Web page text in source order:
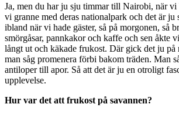
Ja, men du har ju sju timmar till Nairobi, när vi
vi granne med deras nationalpark och det är ju
ibland när vi hade gäster, så på morgonen, så
smörgåsar, pannkakor och kaffe och sen åkte
långt ut och käkade frukost. Där gick det ju
man såg promenera förbi bakom träden. Man
antiloper till apor. Så att det är ju en otroligt
upplevelse.
Hur var det att frukost på savannen?